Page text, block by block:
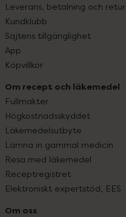
Leverans, betalning och retur
Kundklubb
Sajtens tillgänglighet
App
Köpvillkor
Om recept och läkemedel
Fullmakter
Högkostnadsskyddet
Läkemedelsutbyte
Lämna in gammal medicin
Resa med läkemedel
Receptregistret
Elektroniskt expertstöd, EES
Om oss